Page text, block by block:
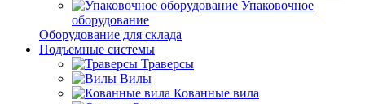
Упаковочное
оборудование
Оборудование для склада
Подъемные системы
Траверсы
Вилы
Кованные вила